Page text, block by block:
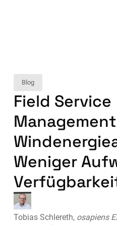
Blog
Field Service
Weniger
Tobias Schlereth, osapiens